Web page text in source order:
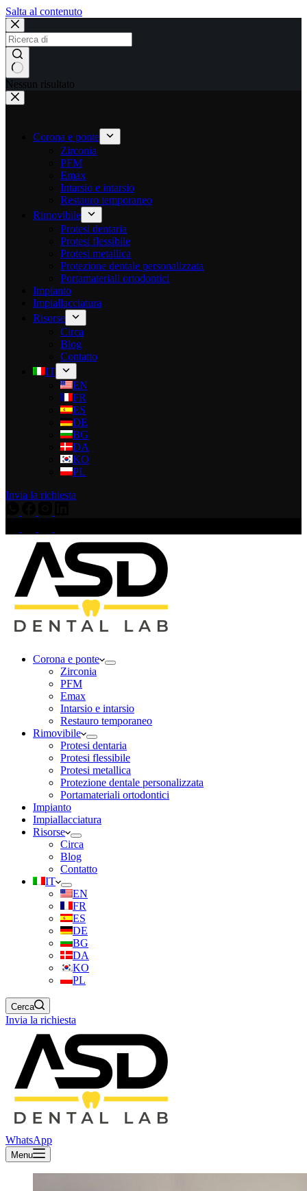
Salta al contenuto
Nessun risultato
Corona e ponte
Zirconia
PFM
Emax
Intarsio e intarsio
Restauro temporaneo
Rimovibile
Protesi dentaria
Protesi flessibile
Protesi metallica
Protezione dentale personalizzata
Portamateriali ortodontici
Impianto
Impiallacciatura
Risorse
Circa
Blog
Contatto
IT
EN
FR
ES
DE
BG
DA
KO
PL
Invia la richiesta
Corona e ponte
Zirconia
PFM
Emax
Intarsio e intarsio
Restauro temporaneo
Rimovibile
Protesi dentaria
Protesi flessibile
Protesi metallica
Protezione dentale personalizzata
Portamateriali ortodontici
Impianto
Impiallacciatura
Risorse
Circa
Blog
Contatto
IT
EN
FR
ES
DE
BG
DA
KO
PL
Cerca
Invia la richiesta
WhatsApp
Menu